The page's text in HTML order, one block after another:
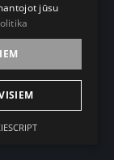
jūsu